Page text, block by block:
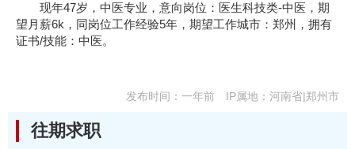
现年47岁，中医专业，意向岗位：医生科技类-中医，期
望月薪6k，同岗位工作经验5年，期望工作城市：郑州，拥有
证书/技能：中医。
IP属地：河南省|郑州市
发布时间：一年前
往期求职